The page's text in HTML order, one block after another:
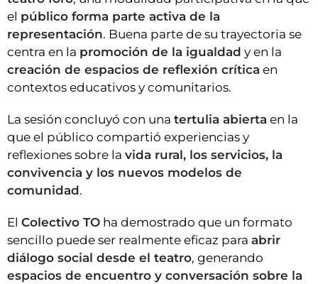
el público forma parte activa de la
representación. Buena parte de su trayectoria se
centra en la promoción de la igualdad y en la
creación de espacios de reflexión crítica en
contextos educativos y comunitarios.
La sesión concluyó con una tertulia abierta en la
que el público compartió experiencias y
reflexiones sobre la vida rural, los servicios, la
convivencia y los nuevos modelos de
comunidad.
El Colectivo TO ha demostrado que un formato
sencillo puede ser realmente eficaz para abrir
diálogo social desde el teatro, generando
espacios de encuentro y conversación sobre la